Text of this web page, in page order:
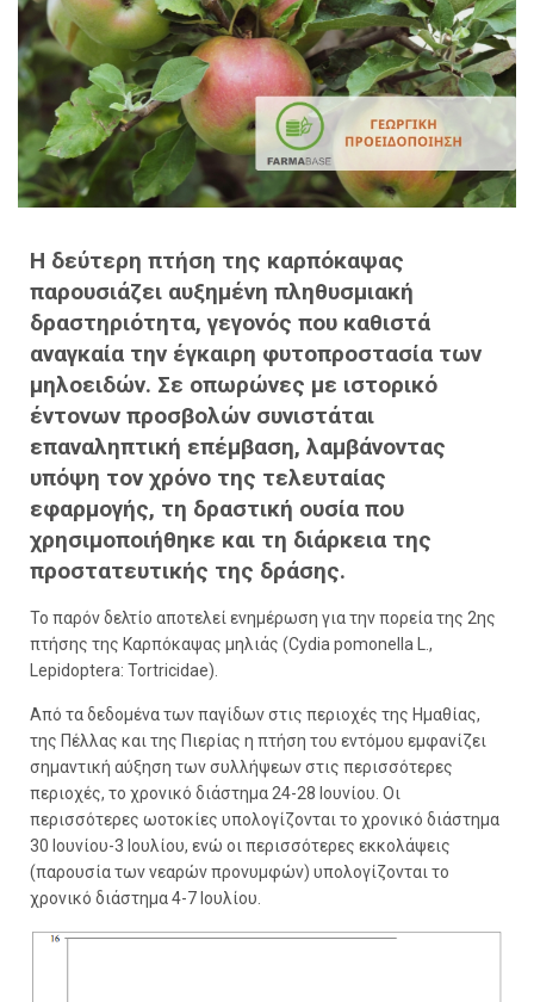
Η δεύτερη πτήση της καρπόκαψας
παρουσιάζει αυξημένη πληθυσμιακή
δραστηριότητα, γεγονός που καθιστά
αναγκαία την έγκαιρη φυτοπροστασία των
μηλοειδών. Σε οπωρώνες με ιστορικό
έντονων προσβολών συνιστάται
επαναληπτική επέμβαση, λαμβάνοντας
υπόψη τον χρόνο της τελευταίας
εφαρμογής, τη δραστική ουσία που
χρησιμοποιήθηκε και τη διάρκεια της
προστατευτικής της δράσης.
Το παρόν δελτίο αποτελεί ενημέρωση για την πορεία της 2ης
πτήσης της Καρπόκαψας μηλιάς (Cydia pomonella L.,
Lepidoptera: Tortricidae).
Από τα δεδομένα των παγίδων στις περιοχές της Ημαθίας,
της Πέλλας και της Πιερίας η πτήση του εντόμου εμφανίζει
σημαντική αύξηση των συλλήψεων στις περισσότερες
περιοχές, το χρονικό διάστημα 24-28 Ιουνίου. Οι
περισσότερες ωοτοκίες υπολογίζονται το χρονικό διάστημα
30 Ιουνίου-3 Ιουλίου, ενώ οι περισσότερες εκκολάψεις
(παρουσία των νεαρών προνυμφών) υπολογίζονται το
χρονικό διάστημα 4-7 Ιουλίου.